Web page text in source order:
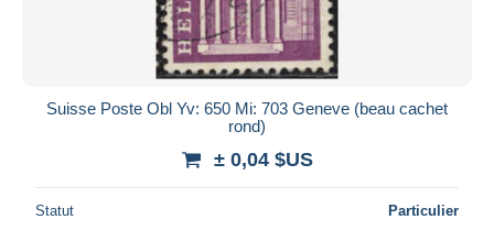
Suisse Poste Obl Yv: 650 Mi: 703 Geneve (beau cachet
rond)
± 0,04 $US
Statut Particulier